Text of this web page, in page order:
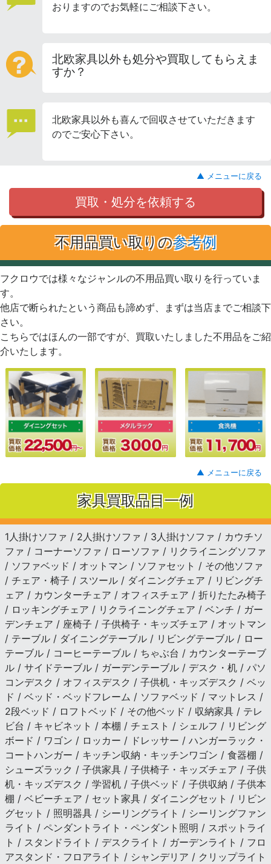
おりますのでお気軽にご相談下さい。
北欧家具以外も処分や買取してもらえま
すか？
北欧家具以外も喜んで回収させていただきます
のでご安心下さい。
▲ メニューに戻る
買取・処分を依頼する
不用品買い取りの参考例
フクロウでは様々なジャンルの不用品買い取りを行っていま
す。
他店で断られたという商品も諦めず、まずは当店までご相談下
さい。
こちらではほんの一部ですが、買取いたしました不用品をご紹
介いたします。
▲ メニューに戻る
家具買取品目一例
1人掛けソファ / 2人掛けソファ / 3人掛けソファ / カウチソ
ファ / コーナーソファ / ローソファ / リクライニングソファ
/ ソファベッド / オットマン / ソファセット / その他ソファ
/ チェア・椅子 / スツール / ダイニングチェア / リビングチ
ェア / カウンターチェア / オフィスチェア / 折りたたみ椅子
/ ロッキングチェア / リクライニングチェア / ベンチ / ガー
デンチェア / 座椅子 / 子供椅子・キッズチェア / オットマン
/ テーブル / ダイニングテーブル / リビングテーブル / ロー
テーブル / コーヒーテーブル / ちゃぶ台 / カウンターテーブ
ル / サイドテーブル / ガーデンテーブル / デスク・机 / パソ
コンデスク / オフィスデスク / 子供机・キッズデスク / ベッ
ド / ベッド・ベッドフレーム / ソファベッド / マットレス /
2段ベッド / ロフトベッド / その他ベッド / 収納家具 / テレ
ビ台 / キャビネット / 本棚 / チェスト / シェルフ / リビング
ボード / ワゴン / ロッカー / ドレッサー / ハンガーラック・
コートハンガー / キッチン収納・キッチンワゴン / 食器棚 /
シューズラック / 子供家具 / 子供椅子・キッズチェア / 子供
机・キッズデスク / 学習机 / 子供ベッド / 子供収納 / 子供本
棚 / ベビーチェア / セット家具 / ダイニングセット / リビン
グセット / 照明器具 / シーリングライト / シーリングファン
ライト / ペンダントライト・ペンダント照明 / スポットライ
ト / スタンドライト / デスクライト / ガーデンライト / フロ
アスタンド・フロアライト / シャンデリア / クリップライト